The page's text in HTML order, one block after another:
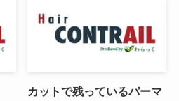
カットで残っているパーマ